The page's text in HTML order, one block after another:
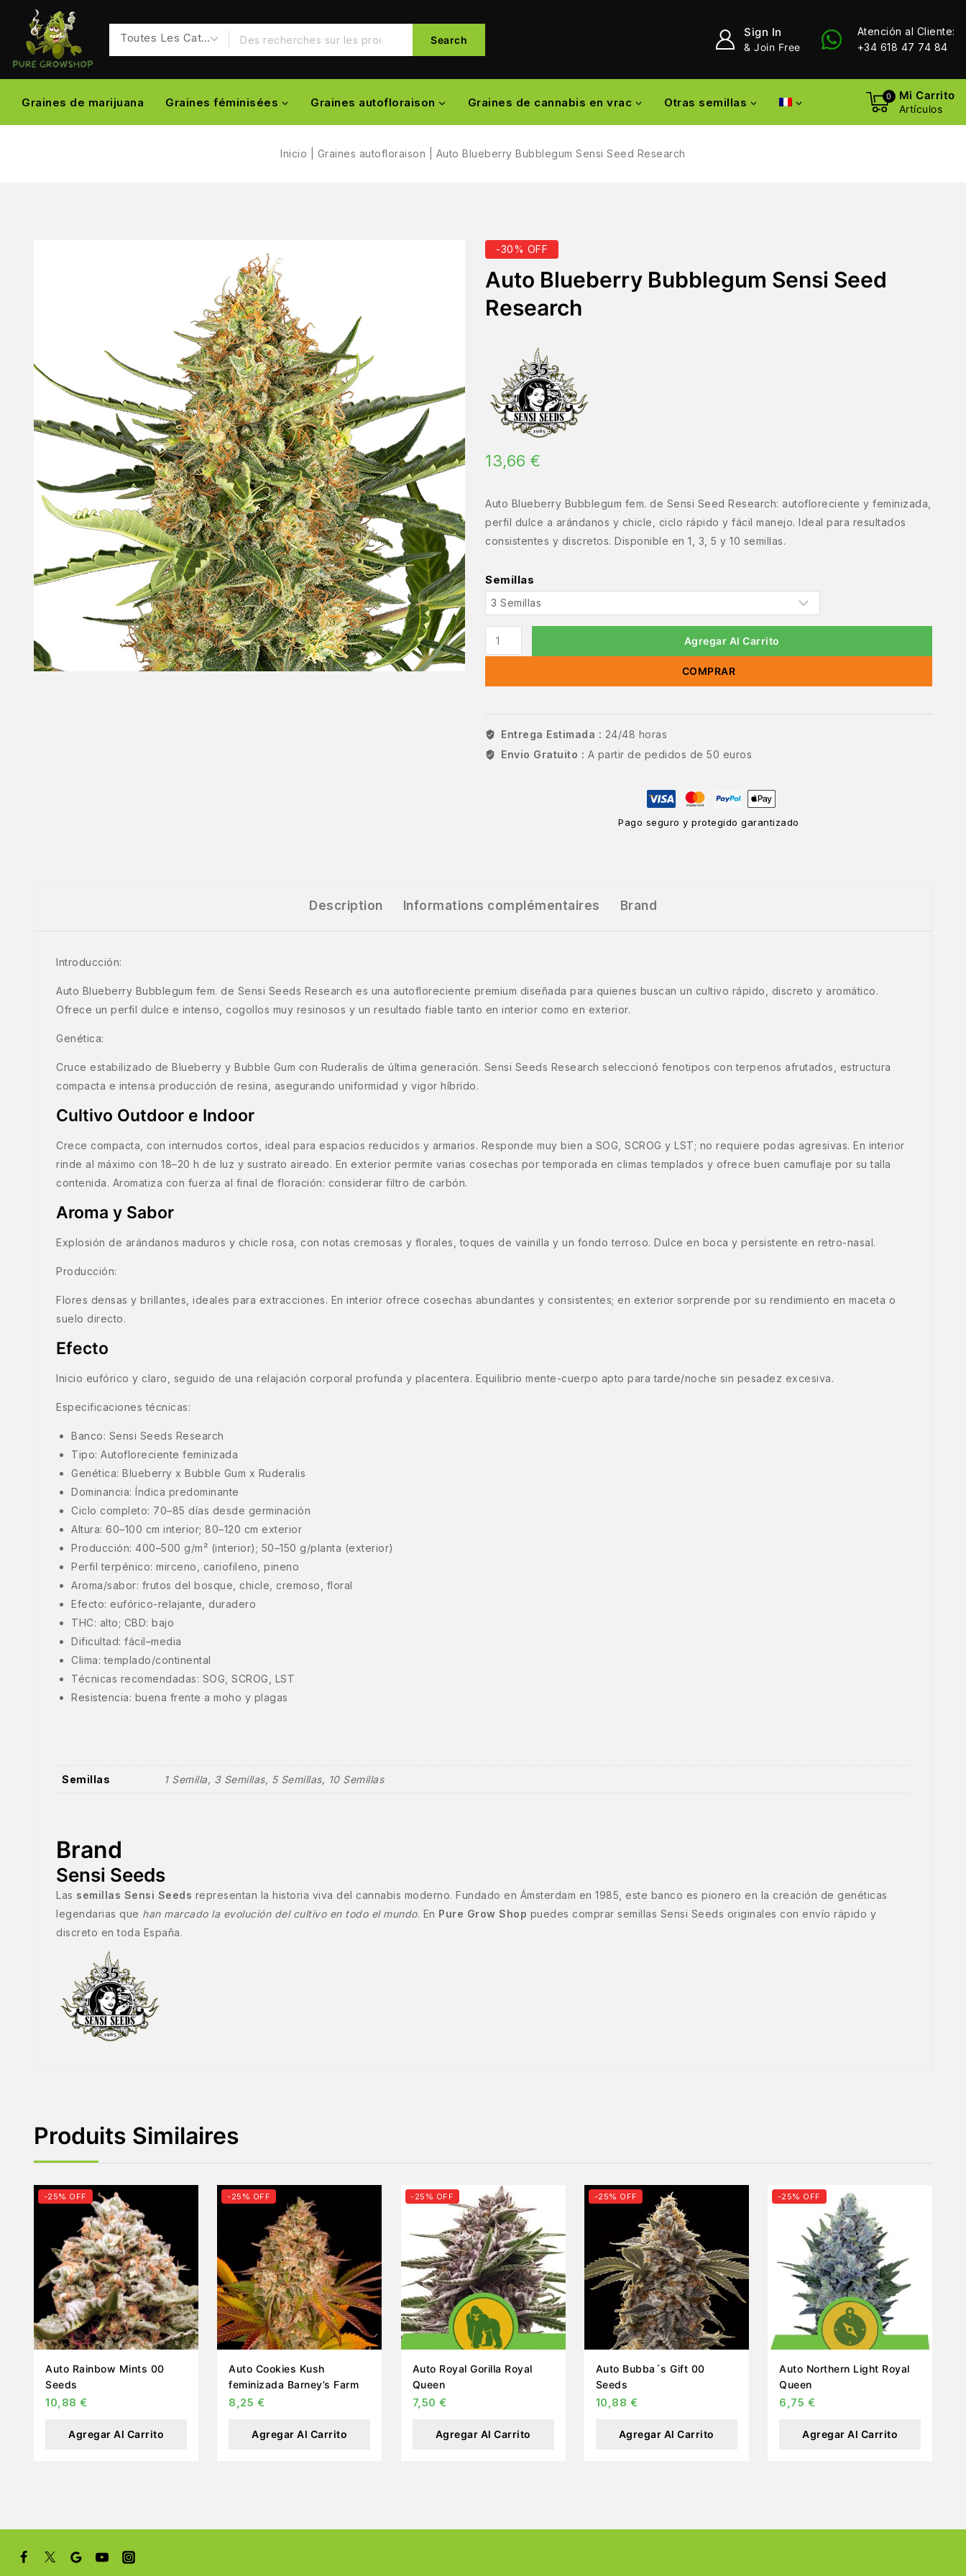
Search
Sign In
& Join Free
Atención al Cliente:
+34 618 47 74 84
Graines de marijuana Graines féminisées Graines autofloraison Graines de cannabis en vrac Otras semillas 0 Mi Carrito
Artículos
Inicio Graines autofloraison Auto Blueberry Bubblegum Sensi Seed Research
-30% OFF
Auto Blueberry Bubblegum Sensi Seed
Research
13,66 €
Auto Blueberry Bubblegum fem. de Sensi Seed Research: autofloreciente y feminizada,
perfil dulce a arándanos y chicle, ciclo rápido y fácil manejo. Ideal para resultados
consistentes y discretos. Disponible en 1, 3, 5 y 10 semillas.
Semillas
Agregar Al Carrito
COMPRAR
Entrega Estimada : 24/48 horas
Envio Gratuito : A partir de pedidos de 50 euros
Pago seguro y protegido garantizado
Description Informations complémentaires Brand
Introducción:
Auto Blueberry Bubblegum fem. de Sensi Seeds Research es una autofloreciente premium diseñada para quienes buscan un cultivo rápido, discreto y aromático.
Ofrece un perfil dulce e intenso, cogollos muy resinosos y un resultado fiable tanto en interior como en exterior.
Genética:
Cruce estabilizado de Blueberry y Bubble Gum con Ruderalis de última generación. Sensi Seeds Research seleccionó fenotipos con terpenos afrutados, estructura
compacta e intensa producción de resina, asegurando uniformidad y vigor híbrido.
Cultivo Outdoor e Indoor
Crece compacta, con internudos cortos, ideal para espacios reducidos y armarios. Responde muy bien a SOG, SCROG y LST; no requiere podas agresivas. En interior
rinde al máximo con 18–20 h de luz y sustrato aireado. En exterior permite varias cosechas por temporada en climas templados y ofrece buen camuflaje por su talla
contenida. Aromatiza con fuerza al final de floración: considerar filtro de carbón.
Aroma y Sabor
Explosión de arándanos maduros y chicle rosa, con notas cremosas y florales, toques de vainilla y un fondo terroso. Dulce en boca y persistente en retro-nasal.
Producción:
Flores densas y brillantes, ideales para extracciones. En interior ofrece cosechas abundantes y consistentes; en exterior sorprende por su rendimiento en maceta o
suelo directo.
Efecto
Inicio eufórico y claro, seguido de una relajación corporal profunda y placentera. Equilibrio mente-cuerpo apto para tarde/noche sin pesadez excesiva.
Especificaciones técnicas:
Banco: Sensi Seeds Research
Tipo: Autofloreciente feminizada
Genética: Blueberry x Bubble Gum x Ruderalis
Dominancia: Índica predominante
Ciclo completo: 70–85 días desde germinación
Altura: 60–100 cm interior; 80–120 cm exterior
Producción: 400–500 g/m² (interior); 50–150 g/planta (exterior)
Perfil terpénico: mirceno, cariofileno, pineno
Aroma/sabor: frutos del bosque, chicle, cremoso, floral
Efecto: eufórico-relajante, duradero
THC: alto; CBD: bajo
Dificultad: fácil–media
Clima: templado/continental
Técnicas recomendadas: SOG, SCROG, LST
Resistencia: buena frente a moho y plagas
Semillas 1 Semilla, 3 Semillas, 5 Semillas, 10 Semillas
Brand
Sensi Seeds
Las semillas Sensi Seeds representan la historia viva del cannabis moderno. Fundado en Ámsterdam en 1985, este banco es pionero en la creación de genéticas
legendarias que han marcado la evolución del cultivo en todo el mundo. En Pure Grow Shop puedes comprar semillas Sensi Seeds originales con envío rápido y
discreto en toda España.
Produits Similaires
-25% OFF
Auto Rainbow Mints 00
Seeds
10,88 €
Agregar Al Carrito
-25% OFF
Auto Cookies Kush
feminizada Barney’s Farm
8,25 €
Agregar Al Carrito
-25% OFF
Auto Royal Gorilla Royal
Queen
7,50 €
Agregar Al Carrito
-25% OFF
Auto Bubba´s Gift 00
Seeds
10,88 €
Agregar Al Carrito
-25% OFF
Auto Northern Light Royal
Queen
6,75 €
Agregar Al Carrito